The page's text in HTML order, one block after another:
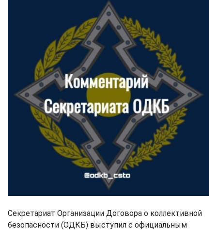
Секретариат Организации Договора о коллективной
безопасности (ОДКБ) выступил с официальным